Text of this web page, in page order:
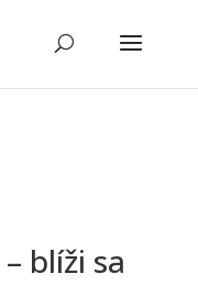
blíži sa